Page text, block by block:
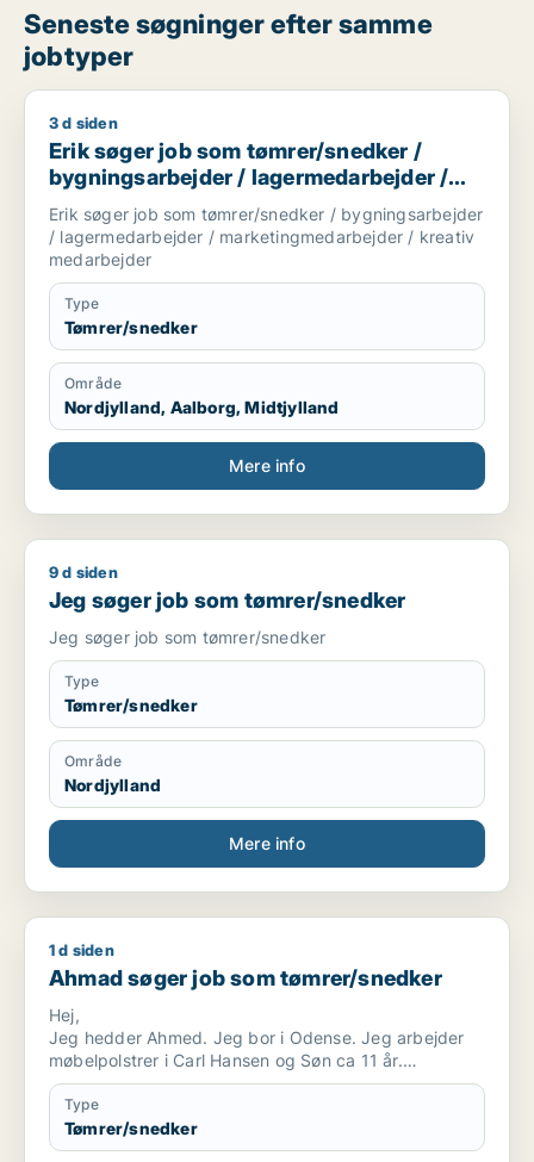
Seneste søgninger efter samme
jobtyper
Erik søger job som tømrer/snedker / bygningsarbejder /
3 d siden
Erik søger job som tømrer/snedker /
bygningsarbejder / lagermedarbejder /
marketingmedarbejder / kreativ
medarbejder
Erik søger job som tømrer/snedker / bygningsarbejder
/ lagermedarbejder / marketingmedarbejder / kreativ
medarbejder
Type
Tømrer/snedker
Område
Nordjylland, Aalborg, Midtjylland
Mere info
Jeg søger job som tømrer/snedker
9 d siden
Jeg søger job som tømrer/snedker
Jeg søger job som tømrer/snedker
Type
Tømrer/snedker
Område
Nordjylland
Mere info
Ahmad søger job som tømrer/snedker
1 d siden
Ahmad søger job som tømrer/snedker
Hej,
Jeg hedder Ahmed. Jeg bor i Odense. Jeg arbejder
møbelpolstrer i Carl Hansen og Søn ca 11 år.
Jeg søger arbejde
Jeg er meget fleksibel, og jeg kan godt lide at lære
nye ting eller arbejde, fordi jeg elsker at arbejde med
design møbler.
Type
Tømrer/snedker